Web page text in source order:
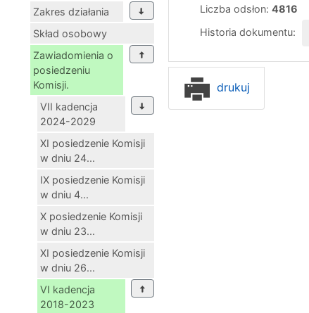
Zakres działania
Skład osobowy
Zawiadomienia o
posiedzeniu
Komisji.
VII kadencja
2024-2029
XI posiedzenie Komisji
w dniu 24...
IX posiedzenie Komisji
w dniu 4...
X posiedzenie Komisji
w dniu 23...
XI posiedzenie Komisji
w dniu 26...
VI kadencja
2018-2023
Liczba odsłon: 4816
Historia dokumentu:
drukuj